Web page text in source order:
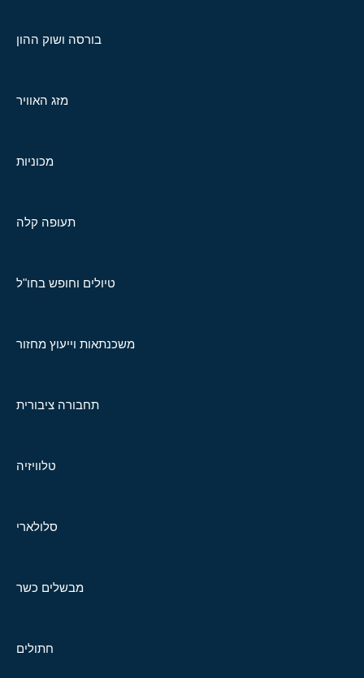
בורסה ושוק ההון
מזג האוויר
מכוניות
תעופה קלה
טיולים וחופש בחו"ל
משכנתאות וייעוץ מחזור
תחבורה ציבורית
טלוויזיה
סלולארי
מבשלים כשר
חתולים